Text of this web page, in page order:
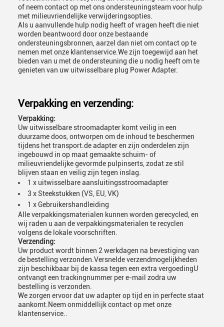
of neem contact op met ons ondersteuningsteam voor hulp
met milieuvriendelijke verwijderingsopties.
Als u aanvullende hulp nodig heeft of vragen heeft die niet
worden beantwoord door onze bestaande
ondersteuningsbronnen, aarzel dan niet om contact op te
nemen met onze klantenservice.We zijn toegewijd aan het
bieden van u met de ondersteuning die u nodig heeft om te
genieten van uw uitwisselbare plug Power Adapter.
Verpakking en verzending:
Verpakking:
Uw uitwisselbare stroomadapter komt veilig in een
duurzame doos, ontworpen om de inhoud te beschermen
tijdens het transport.de adapter en zijn onderdelen zijn
ingebouwd in op maat gemaakte schuim- of
milieuvriendelijke gevormde pulpinserts, zodat ze stil
blijven staan en veilig zijn tegen inslag.
1 x uitwisselbare aansluitingsstroomadapter
3 x Steekstukken (VS, EU, VK)
1 x Gebruikershandleiding
Alle verpakkingsmaterialen kunnen worden gerecycled, en
wij raden u aan de verpakkingsmaterialen te recyclen
volgens de lokale voorschriften.
Verzending:
Uw product wordt binnen 2 werkdagen na bevestiging van
de bestelling verzonden.Versnelde verzendmogelijkheden
zijn beschikbaar bij de kassa tegen een extra vergoedingU
ontvangt een trackingnummer per e-mail zodra uw
bestelling is verzonden.
We zorgen ervoor dat uw adapter op tijd en in perfecte staat
aankomt.Neem onmiddellijk contact op met onze
klantenservice..